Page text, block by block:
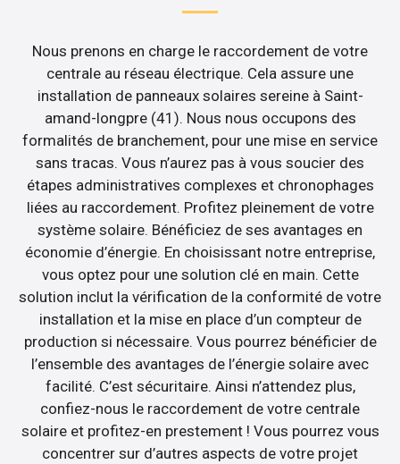
Nous prenons en charge le raccordement de votre
centrale au réseau électrique. Cela assure une
installation de panneaux solaires sereine à Saint-
amand-longpre (41). Nous nous occupons des
formalités de branchement, pour une mise en service
sans tracas. Vous n’aurez pas à vous soucier des
étapes administratives complexes et chronophages
liées au raccordement. Profitez pleinement de votre
système solaire. Bénéficiez de ses avantages en
économie d’énergie. En choisissant notre entreprise,
vous optez pour une solution clé en main. Cette
solution inclut la vérification de la conformité de votre
installation et la mise en place d’un compteur de
production si nécessaire. Vous pourrez bénéficier de
l’ensemble des avantages de l’énergie solaire avec
facilité. C’est sécuritaire. Ainsi n’attendez plus,
confiez-nous le raccordement de votre centrale
solaire et profitez-en prestement ! Vous pourrez vous
concentrer sur d’autres aspects de votre projet